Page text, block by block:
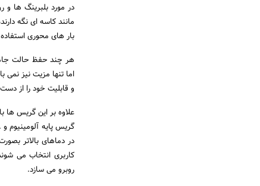
در مورد بلبرینگ ها
مانند کاسه ای نگه
بار های محوری
هر چند حفظ حالت
اما تنها مزیت نیز نمی
و قابلیت خود را از
علاوه بر این گریس ها
گریس پایه
در دماهای بالاتر
کاربری انتخاب می
روبرو می سازد.